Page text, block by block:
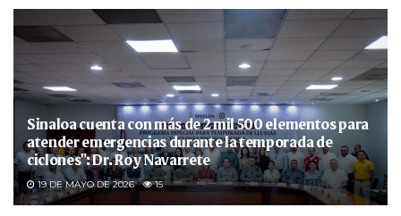
Sinaloa cuenta con más de 2 mil 500 elementos para
atender emergencias durante la temporada de
ciclones”: Dr. Roy Navarrete
19 DE MAYO DE 2026 15